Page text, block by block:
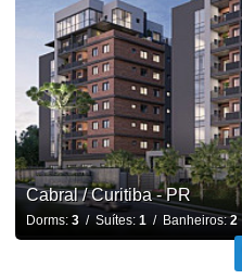
Cabral / Curitiba - PR
Dorms: 3/ Suítes: 1/ Banheiros:2